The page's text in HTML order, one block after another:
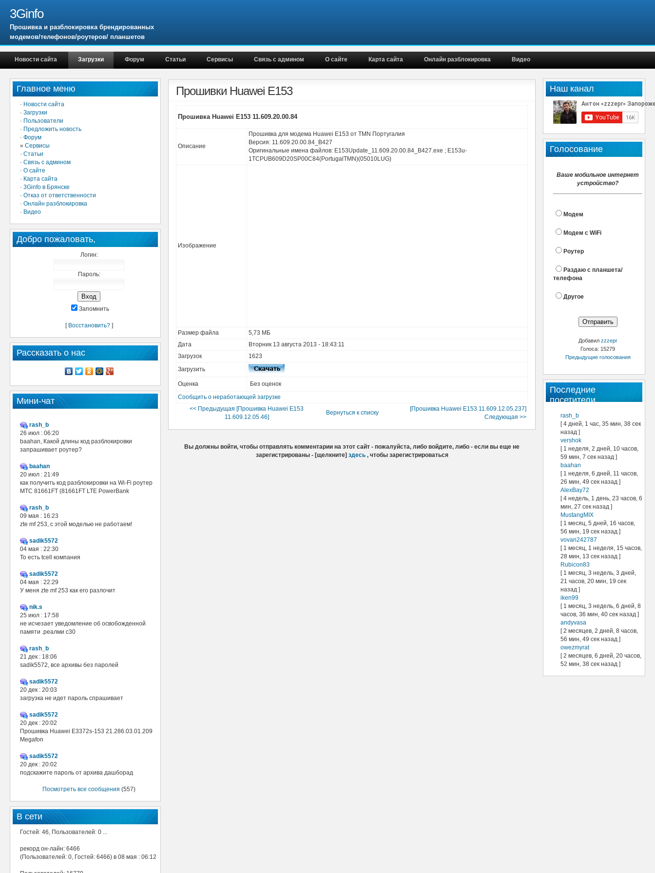
3Ginfo
Прошивка и разблокировка брендированных
модемов/телефонов/роутеров/ планшетов
Новости сайта Загрузки Форум Статьи Сервисы Связь с админом О сайте Карта сайта Онлайн разблокировка Видео
Наш канал
Голосование
Ваше мобильное интернет
устройство?
Модем
Модем с WiFi
Роутер
Раздаю с планшета/
телефона
Другое
Добавил zzzepr
Голоса: 15279
Предыдущие голосования
Последние
посетители
rash_b
[ 4 дней, 1 час, 35 мин, 38 сек
назад ]
vershok
[ 1 неделя, 2 дней, 10 часов,
59 мин, 7 сек назад ]
baahan
[ 1 неделя, 6 дней, 11 часов,
26 мин, 49 сек назад ]
AlexBay72
[ 4 недель, 1 день, 23 часов, 6
мин, 27 сек назад ]
MustangMIX
[ 1 месяц, 5 дней, 16 часов,
56 мин, 19 сек назад ]
vovan242787
[ 1 месяц, 1 неделя, 15 часов,
28 мин, 13 сек назад ]
Rubicon83
[ 1 месяц, 3 недель, 3 дней,
21 часов, 20 мин, 19 сек
назад ]
iken99
[ 1 месяц, 3 недель, 6 дней, 8
часов, 36 мин, 40 сек назад ]
andyvasa
[ 2 месяцев, 2 дней, 8 часов,
56 мин, 49 сек назад ]
owezmyrat
[ 2 месяцев, 6 дней, 20 часов,
52 мин, 38 сек назад ]
Главное меню
· Новости сайта
· Загрузки
· Пользователи
· Предложить новость
· Форум
» Сервисы
· Статьи
· Связь с админом
· О сайте
· Карта сайта
· 3Ginfo в Брянске
· Отказ от ответственности
· Онлайн разблокировка
· Видео
Добро пожаловать,
Логин:
Пароль:
Запомнить
[ Восстановить?]
Рассказать о нас
Мини-чат
rash_b
26 июл : 06:20
baahan, Какой длины код разблокировки
запрашивает роутер?
baahan
20 июл : 21:49
как получить код разблокировки на Wi-Fi роутер
МТС 81661FT (81661FT LTE PowerBank
rash_b
09 мая : 16:23
zte mf 253, с этой моделью не работаем!
sadik5572
04 мая : 22:30
То есть tcell компания
sadik5572
04 мая : 22:29
У меня zte mf 253 как его разлочит
nik.s
25 июл : 17:58
не исчезает уведомление об освобожденной
памяти .реалми с30
rash_b
21 дек : 18:06
sadik5572, все архивы без паролей
sadik5572
20 дек : 20:03
загрузка не идет пароль спрашивает
sadik5572
20 дек : 20:02
Прошивка Huawei E3372s-153 21.286.03.01.209
Megafon
sadik5572
20 дек : 20:02
подскажите пароль от архива дашборад
Посмотреть все сообщения (557)
В сети
Гостей: 46, Пользователей: 0 ...
рекорд он-лайн: 6466
(Пользователей: 0, Гостей: 6466) в 08 мая : 06:12
Прошивки Huawei E153
Прошивка Huawei E153 11.609.20.00.84
Описание
Прошивка для модема Huawei E153 от TMN Португалия
Версия: 11.609.20.00.84_B427
Оригинальные имена файлов: E153Update_11.609.20.00.84_B427.exe ; E153u-
1TCPUB609D20SP00C84(PortugalTMN)(05010LUG)
Изображение
Размер файла
5,73 МБ
Дата
Вторник 13 августа 2013 - 18:43:11
Загрузок
1623
Загрузить
Оценка
Без оценок
Сообщить о неработающей загрузке
<< Предыдущая [Прошивка Huawei E153
11.609.12.05.46]
Вернуться к списку
[Прошивка Huawei E153 11.609.12.05.237]
Следующая >>
Вы должны войти, чтобы отправлять комментарии на этот сайт - пожалуйста, либо войдите, либо - если вы еще не
зарегистрированы - [щелкните] здесь, чтобы зарегистрироваться